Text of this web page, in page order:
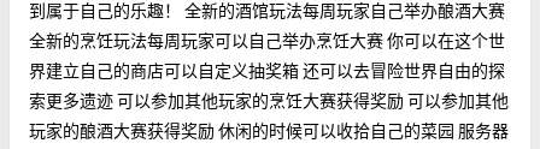
到属于自己的乐趣！ 全新的酒馆玩法每周玩家自己举办酿酒大赛
全新的烹饪玩法每周玩家可以自己举办烹饪大赛 你可以在这个世
界建立自己的商店可以自定义抽奖箱 还可以去冒险世界自由的探
索更多遗迹 可以参加其他玩家的烹饪大赛获得奖励 可以参加其他
玩家的酿酒大赛获得奖励 休闲的时候可以收拾自己的菜园 服务器